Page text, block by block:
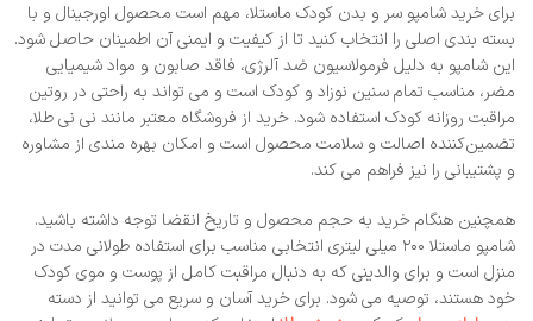
برای خرید شامپو سر و بدن کودک ماستلا، مهم است محصول اورجینال و با
بسته‌ بندی اصلی را انتخاب کنید تا از کیفیت و ایمنی آن اطمینان حاصل شود.
این شامپو به دلیل فرمولاسیون ضد آلرژی، فاقد صابون و مواد شیمیایی
مضر، مناسب تمام سنین نوزاد و کودک است و می‌ تواند به راحتی در روتین
مراقبت روزانه کودک استفاده شود. خرید از فروشگاه معتبر مانند نی‌ نی طلا،
تضمین‌کننده اصالت و سلامت محصول است و امکان بهره‌ مندی از مشاوره
و پشتیبانی را نیز فراهم می‌ کند.
همچنین هنگام خرید به حجم محصول و تاریخ انقضا توجه داشته باشید.
شامپو ماستلا ۲۰۰ میلی‌ لیتری انتخابی مناسب برای استفاده طولانی مدت در
منزل است و برای والدینی که به دنبال مراقبت کامل از پوست و موی کودک
خود هستند، توصیه می‌ شود. برای خرید آسان و سریع می‌ توانید از دسته‌